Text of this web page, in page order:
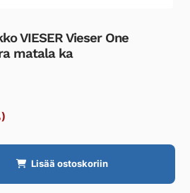
VIESER Vieser One
matala ka
Lisää ostoskoriin